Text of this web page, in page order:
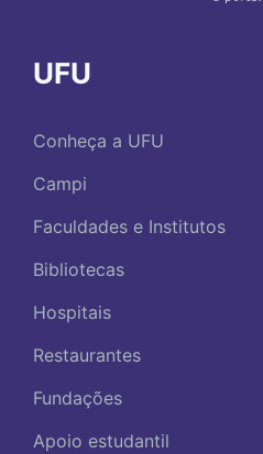
UFU
Conheça a UFU
Campi
Faculdades e Institutos
Bibliotecas
Hospitais
Restaurantes
Fundações
Apoio estudantil